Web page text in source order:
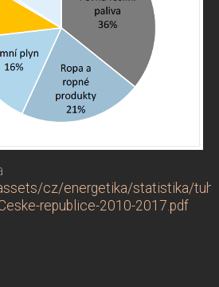
cz/energetika/statistika/
republice-2010-2017.pdf